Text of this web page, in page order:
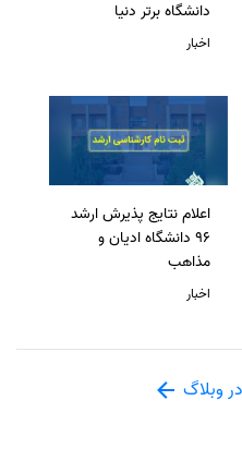
دانشگاه برتر دنیا
اخبار
اعلام نتایج پذیرش ارشد
96 دانشگاه ادیان و
مذاهب
اخبار
وبلاگ